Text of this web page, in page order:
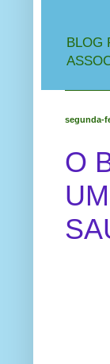
BLOG
segunda-
O